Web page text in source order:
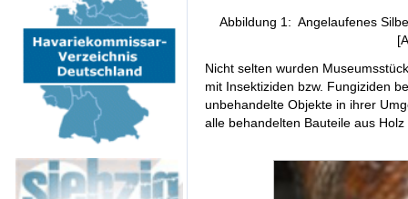
Abbildung 1: Angelaufenes
Nicht selten wurden
mit Insektiziden bzw. Fungiziden
unbehandelte Objekte in ihrer
alle behandelten Bauteile aus